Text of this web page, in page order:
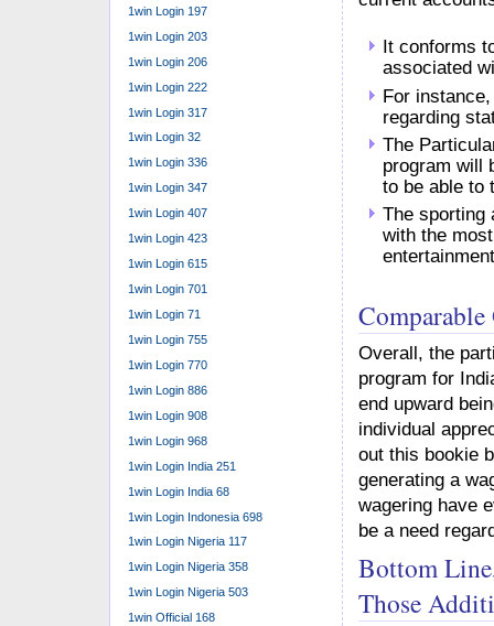
It conforms
associated
For
regarding
The
program will
to be able to
The sporting
with the
Overall, the
program for
end upward
individual
out this bookie
generating a
wagering have
be a need
Bottom
Those
1win Login 197
1win Login 203
1win Login 206
1win Login 222
1win Login 317
1win Login 32
1win Login 336
1win Login 347
1win Login 407
1win Login 423
1win Login 615
1win Login 701
1win Login 71
1win Login 755
1win Login 770
1win Login 886
1win Login 908
1win Login 968
1win Login India 251
1win Login India 68
1win Login Indonesia 698
1win Login Nigeria 117
1win Login Nigeria 358
1win Login Nigeria 503
1win Official 168